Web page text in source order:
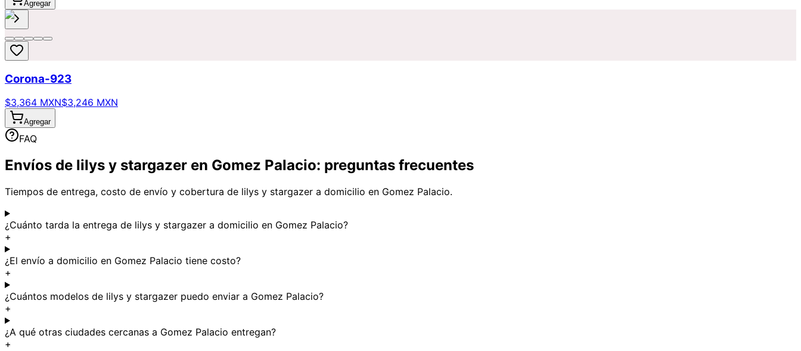
Agregar
Corona-923
$3,364 MXN$3,246 MXN
Agregar
FAQ
Envíos de lilys y stargazer en Gomez Palacio: preguntas frecuentes
Tiempos de entrega, costo de envío y cobertura de lilys y stargazer a domicilio en Gomez Palacio.
¿Cuánto tarda la entrega de lilys y stargazer a domicilio en Gomez Palacio?
+
¿El envío a domicilio en Gomez Palacio tiene costo?
+
¿Cuántos modelos de lilys y stargazer puedo enviar a Gomez Palacio?
+
¿A qué otras ciudades cercanas a Gomez Palacio entregan?
+